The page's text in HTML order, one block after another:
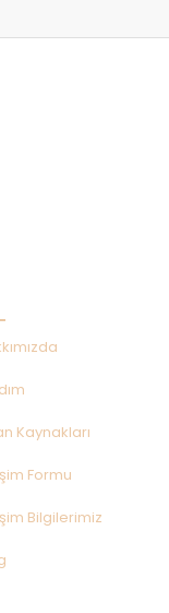
Kaynakları
Formu
Bilgilerimiz